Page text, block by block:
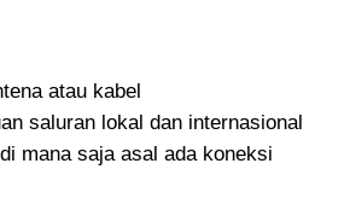
atau kabel
saluran lokal dan internasional
mana saja asal ada koneksi